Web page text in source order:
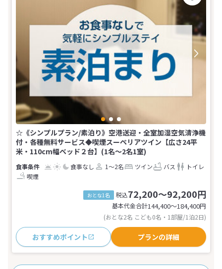
☆《シンプルプラン/素泊り》空港送迎・全室加湿空気清浄機
付・各種無料サービス◆喫煙スーペリアツイン【広さ24平
米・110cm幅ベッド２台】(1名～2名1室)
食事なし 1～2名 ツイン バス
トイレ
喫煙
おとな1名 税込72,200～92,200円
基本代金合計144,400〜184,400円
(おとな2名 こども0名・1部屋/1泊2日)
おすすめポイント プランの詳細